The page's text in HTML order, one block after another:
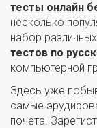
тесты онлайн
несколько
набор
тестов по
компьютерной
Здесь уже
самые
почета.